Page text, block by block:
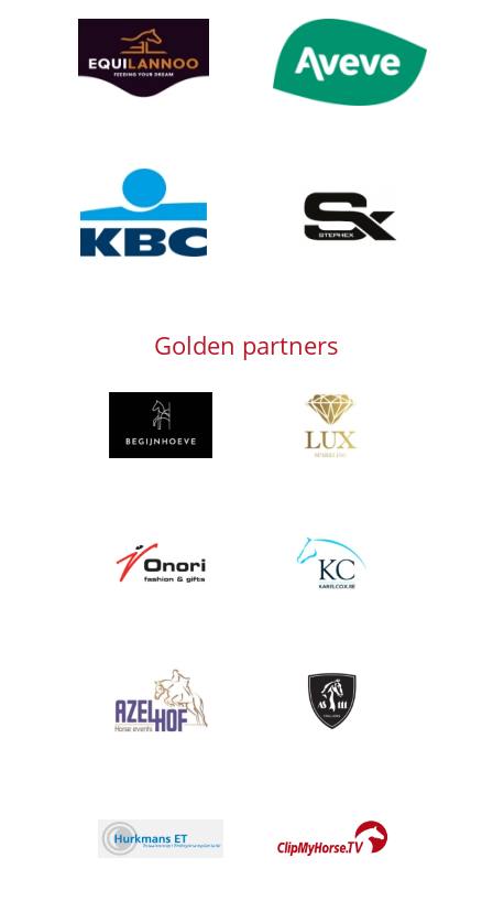
Afbeelding Afbeelding
Afbeelding
Golden partners
Afbeelding Afbeelding
Afbeelding Afbeelding
Afbeelding Afbeelding
Afbeelding